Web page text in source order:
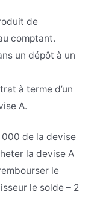
de
comptant.
un dépôt à un
à terme d’un
A.
000 de la devise
la devise A
le
le solde – 2